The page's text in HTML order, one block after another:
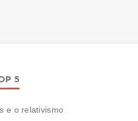
5
e o relativismo